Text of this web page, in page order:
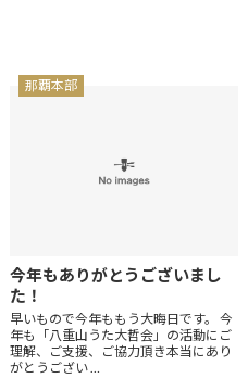
那覇本部
今年もありがとうございまし
た！
早いもので今年ももう大晦日です。 今
年も「八重山うた大哲会」の活動にご
理解、ご支援、ご協力頂き本当にあり
がとうござい …